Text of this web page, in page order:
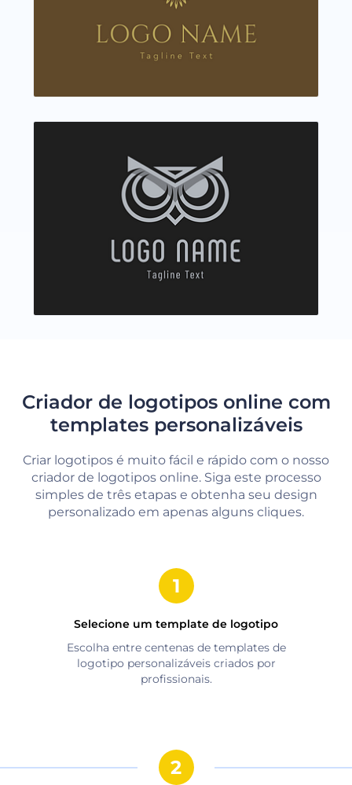
Criador de logotipos online com
templates personalizáveis
Criar logotipos é muito fácil e rápido com o nosso
criador de logotipos online. Siga este processo
simples de três etapas e obtenha seu design
personalizado em apenas alguns cliques.
Selecione um template de logotipo
Escolha entre centenas de templates de
logotipo personalizáveis criados por
profissionais.